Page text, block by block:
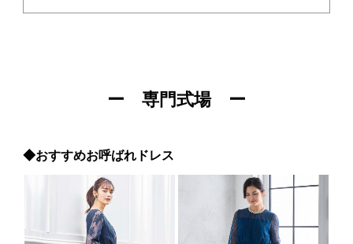
ー 専門式場 ー
◆おすすめお呼ばれドレス